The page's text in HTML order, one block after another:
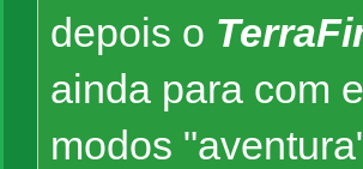
depois o
ainda para com
modos